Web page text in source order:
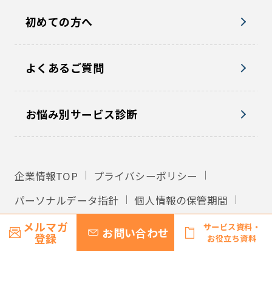
メルマガ
登録 お問い合わせ
サービス資料・
お役立ち資料
初めての方へ
よくあるご質問
お悩み別サービス診断
企業情報TOP
プライバシーポリシー
パーソナルデータ指針
個人情報の保管期間
外国への個人情報の提供
利用規約
サイトマップ